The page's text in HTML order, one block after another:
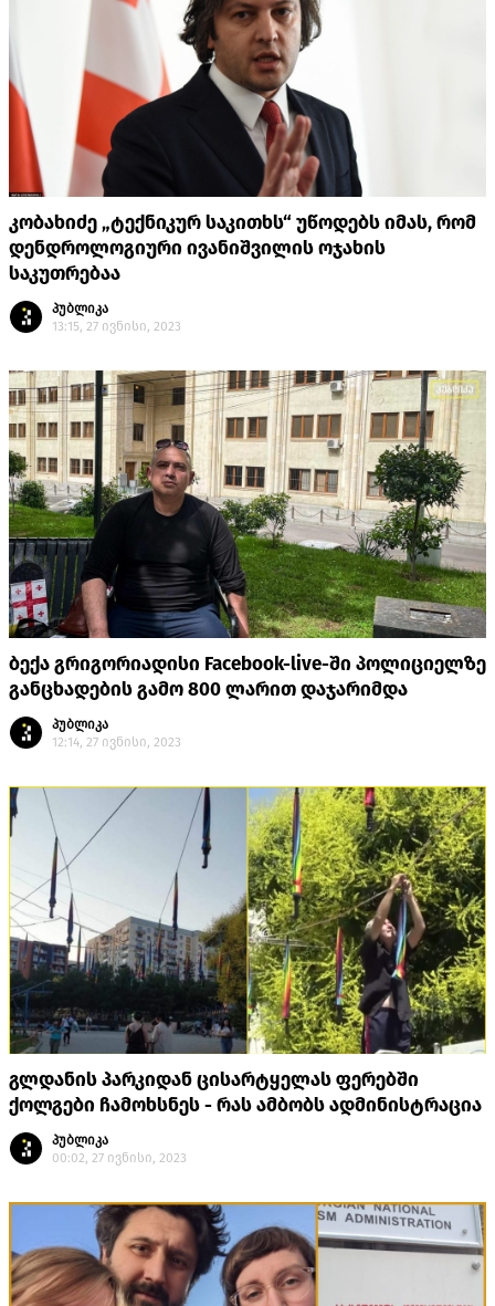
კობახიძე „ტექნიკურ საკითხს“ უწოდებს იმას, რომ
დენდროლოგიური ივანიშვილის ოჯახის
საკუთრებაა
პუბლიკა
13:15, 27 ივნისი, 2023
ბექა გრიგორიადისი Facebook-live-ში პოლიციელზე
განცხადების გამო 800 ლარით დაჯარიმდა
პუბლიკა
12:14, 27 ივნისი, 2023
გლდანის პარკიდან ცისარტყელას ფერებში
ქოლგები ჩამოხსნეს - რას ამბობს ადმინისტრაცია
პუბლიკა
00:02, 27 ივნისი, 2023